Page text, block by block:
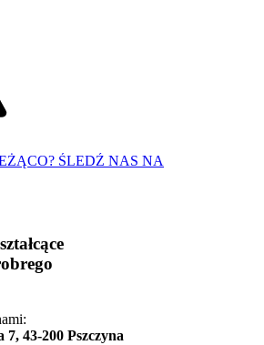
ŚLEDŹ NAS NA
7, 43-200 Pszczyna